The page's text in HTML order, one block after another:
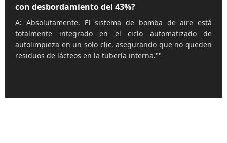
con desbordamiento del 43%?
A: Absolutamente. El sistema de bomba de aire está
totalmente integrado en el ciclo automatizado de
autolimpieza en un solo clic, asegurando que no queden
residuos de lácteos en la tubería interna.""